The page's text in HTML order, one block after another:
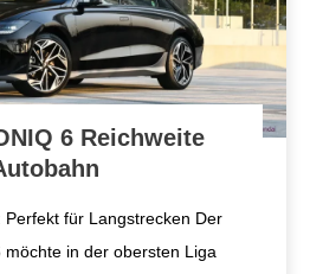
6 Reichweite
Perfekt für Langstrecken Der
möchte in der obersten Liga